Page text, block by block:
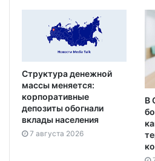
Структура денежной
массы меняется:
корпоративные
депозиты обогнали
вклады населения
7 августа 2026
В